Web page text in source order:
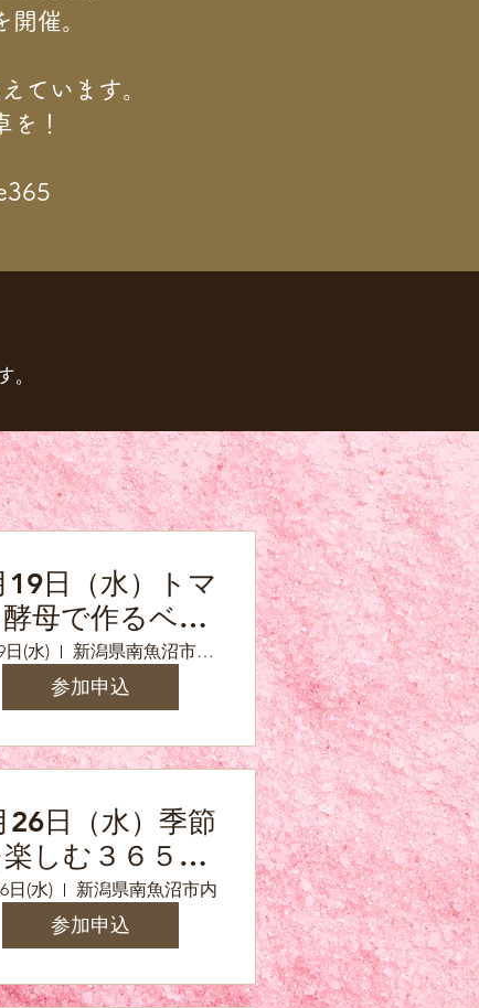
催。
ています。
！
。
19日（水）トマ
酵母で作るベー
コンエピ
日(水) 新潟県南魚沼市浦佐（参加の方へ詳しい住所をお知らせいたします）
参加申込
26日（水）季節
しむ３６５保
の会8月「夏野
菜」
日(水) 新潟県南魚沼市内
参加申込